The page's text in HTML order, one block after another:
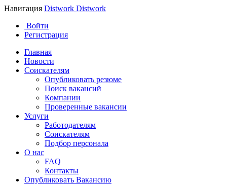
Навигация Distwork Distwork
Войти
Регистрация
Главная
Новости
Соискателям
Опубликовать резюме
Поиск вакансий
Компании
Проверенные вакансии
Услуги
Работодателям
Соискателям
Подбор персонала
О нас
FAQ
Контакты
Опубликовать Вакансию